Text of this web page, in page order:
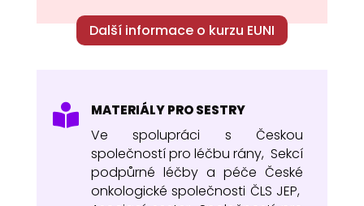
Další informace o kurzu EUNI
 MATERIÁLY PRO SESTRY
Ve spolupráci s Českou
společností pro léčbu rány, Sekcí
podpůrné léčby a péče České
onkologické společnosti ČLS JEP,